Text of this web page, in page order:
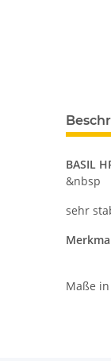
BASIL
&nbsp
sehr
Maße in